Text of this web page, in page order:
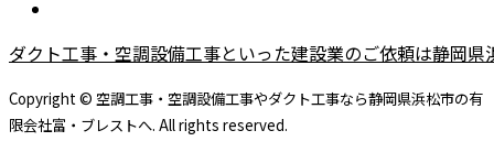
ダクト工事・空調設備工事といった建設業のご依頼は静岡
Copyright © 空調工事・空調設備工事やダクト工事なら静岡県浜松市の有
限会社富・ブレストへ. All rights reserved.